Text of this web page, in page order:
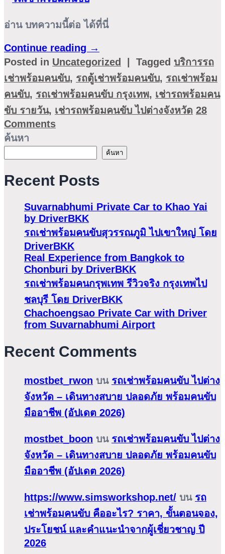
อ่าน บทความนี้ต่อ ได้ที่นี่
Continue reading →
Posted in Uncategorized Tagged บริการรถ
เช่าพร้อมคนขับ, รถตู้เช่าพร้อมคนขับ, รถเช่าพร้อม
คนขับ, รถเช่าพร้อมคนขับ กรุงเทพ, เช่ารถพร้อมคน
ขับ รายวัน, เช่ารถพร้อมคนขับ ไปต่างจังหวัด 28
Comments
ค้นหา
ค้นหา
Recent Posts
Suvarnabhumi Private Car to Khao Yai
by DriverBKK
รถเช่าพร้อมคนขับสุวรรณภูมิ ไปเขาใหญ่ โดย
DriverBKK
Real Experience from Bangkok to
Chonburi by DriverBKK
รถเช่าพร้อมคนกรุพเทพ รีวิวจริง กรุงเทพไป
ชลบุรี โดย DriverBKK
Chachoengsao Private Car with Driver
from Suvarnabhumi Airport
Recent Comments
mostbet_rwon บน รถเช่าพร้อมคนขับ ไปต่าง
จังหวัด – เดินทางสบาย ปลอดภัย พร้อมคนขับ
มืออาชีพ (อัปเดต 2026)
mostbet_boon บน รถเช่าพร้อมคนขับ ไปต่าง
จังหวัด – เดินทางสบาย ปลอดภัย พร้อมคนขับ
มืออาชีพ (อัปเดต 2026)
https://www.simsworkshop.net/ บน รถ
เช่าพร้อมคนขับ คืออะไร? ราคา, ขั้นตอนจอง,
ประโยชน์ และคำแนะนำจากผู้เชี่ยวชาญ ปี
2026